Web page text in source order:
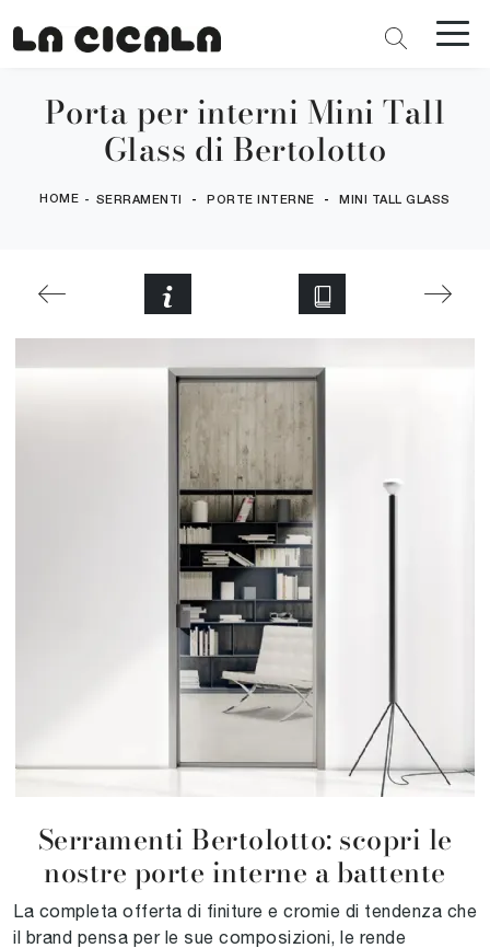
Porta per interni Mini Tall
Glass di Bertolotto
HOME - SERRAMENTI - PORTE INTERNE - MINI TALL GLASS
Serramenti Bertolotto: scopri le
nostre porte interne a battente
La completa offerta di finiture e cromie di tendenza che
il brand pensa per le sue composizioni, le rende